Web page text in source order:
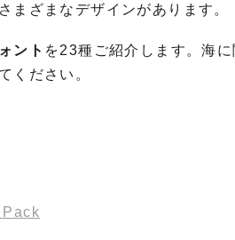
まざまなデザインがあります。
ント を23種ご紹介します。海
ください。